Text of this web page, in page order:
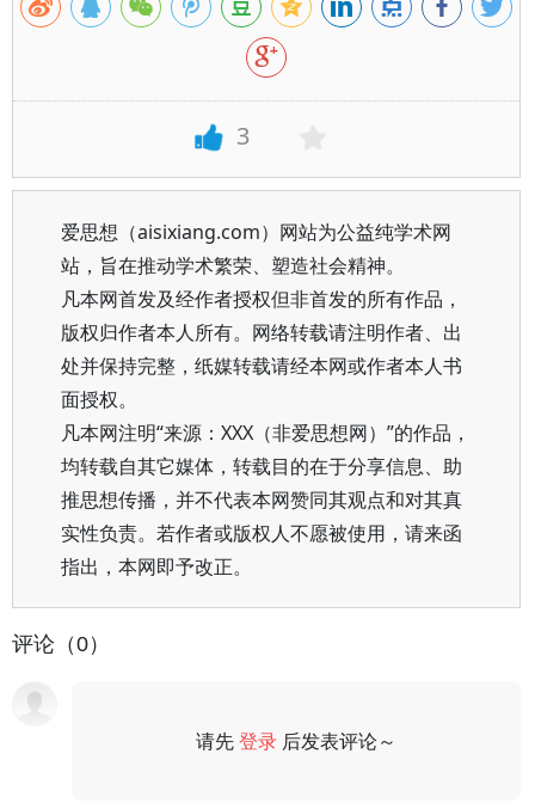
3
爱思想（aisixiang.com）网站为公益纯学术网
站，旨在推动学术繁荣、塑造社会精神。
凡本网首发及经作者授权但非首发的所有作品，
版权归作者本人所有。网络转载请注明作者、出
处并保持完整，纸媒转载请经本网或作者本人书
面授权。
凡本网注明“来源：XXX（非爱思想网）”的作品，
均转载自其它媒体，转载目的在于分享信息、助
推思想传播，并不代表本网赞同其观点和对其真
实性负责。若作者或版权人不愿被使用，请来函
指出，本网即予改正。
评论（0）
请先登录 后发表评论～